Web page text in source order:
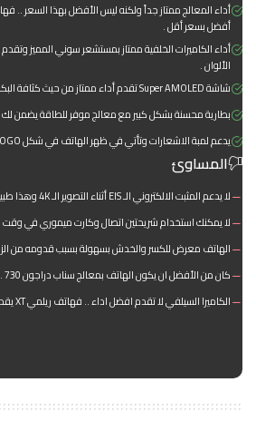
أفضل بسعر أقل .
أداء الكاميرات الخلفية ممتاز بمستشعر سوني المميز
الألوان .
شاشة Super AMOLED تقدم أداء ممتاز من حيث كثافة البكسلات وتشبع الألوان .
بطارية محسنة بشكل كبير مع معالج موفر للطاقة يضمن
يدعم لمبة الاشعارات وتأتي في ظهر الهاتف في شكل LOGO شاومي وتعمل بأكثر من لون .
المساوئ
لا يدعم المثبت الالكتروني الـ EIS أثناء التصوير الـ 4K وهذا طبيعي في الفئة المتوسطة .
لا يمكنك استخدام شريحتين اتصال وكارت ميموري في وقت
الهاتف معرض للكسر والخدش بسهولة بسبب قدومه من
كان من الأفضل ان يكون الهاتف بمعالج سناب دراجون 730 .
الكاميرا السيلفي لا تقدم افضل اداء .. فهاتف ريلمي XT يقدم سيلفي أفضل .